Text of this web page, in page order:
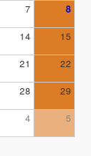
7 8
14 15
21 22
28 29
4 5